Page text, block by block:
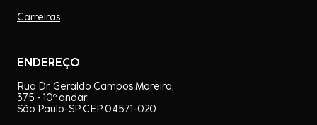
Carreiras
ENDEREÇO
Rua Dr. Geraldo Campos Moreira,
375 - 10º andar
São Paulo-SP CEP 04571-020